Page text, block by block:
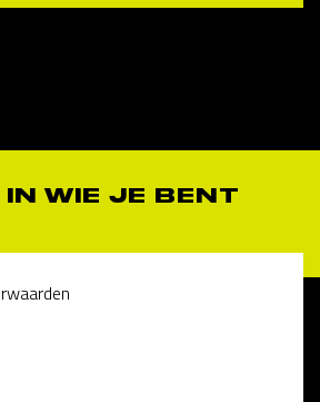
IN WIE JE BENT